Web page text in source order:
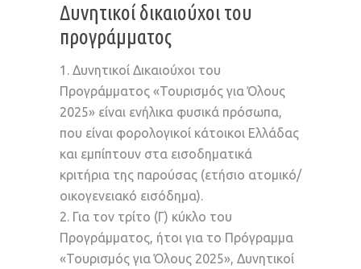
Δυνητικοί δικαιούχοι του
προγράμματος
1. Δυνητικοί Δικαιούχοι του
Προγράμματος «Τουρισμός για Όλους
2025» είναι ενήλικα φυσικά πρόσωπα,
που είναι φορολογικοί κάτοικοι Ελλάδας
και εμπίπτουν στα εισοδηματικά
κριτήρια της παρούσας (ετήσιο ατομικό/
οικογενειακό εισόδημα).
2. Για τον τρίτο (Γ) κύκλο του
Προγράμματος, ήτοι για το Πρόγραμμα
«Τουρισμός για Όλους 2025», Δυνητικοί